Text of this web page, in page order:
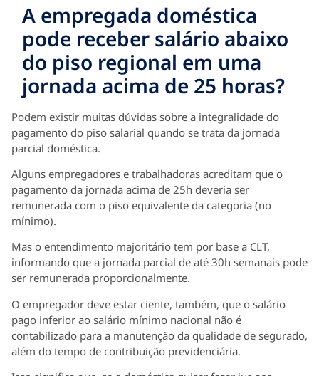
A empregada doméstica
pode receber salário abaixo
do piso regional em uma
jornada acima de 25 horas?
Podem existir muitas dúvidas sobre a integralidade do
pagamento do piso salarial quando se trata da jornada
parcial doméstica.
Alguns empregadores e trabalhadoras acreditam que o
pagamento da jornada acima de 25h deveria ser
remunerada com o piso equivalente da categoria (no
mínimo).
Mas o entendimento majoritário tem por base a CLT,
informando que a jornada parcial de até 30h semanais pode
ser remunerada proporcionalmente.
O empregador deve estar ciente, também, que o salário
pago inferior ao salário mínimo nacional não é
contabilizado para a manutenção da qualidade de segurado,
além do tempo de contribuição previdenciária.